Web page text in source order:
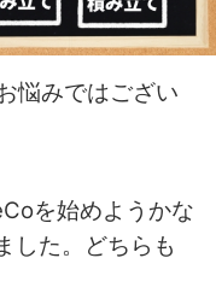
悩みではござい
を始めようかな
した。どちらも